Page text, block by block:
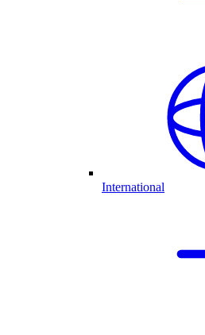
International